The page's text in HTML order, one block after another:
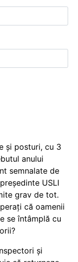
și posturi, cu 3
anului
semnalate de
USLI
grav de tot.
că oamenii
se întâmplă cu
și